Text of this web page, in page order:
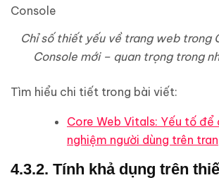
Chỉ số thiết yếu về trang web trong
Console mới – quan trọng trong
Tìm hiểu chi tiết trong bài viết:
Core Web Vitals: Yếu tố để
nghiệm người dùng trên
4.3.2. Tính khả dụng trên